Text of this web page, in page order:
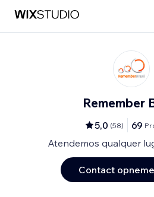
Remember
5,0 (58) 69
Atendemos qualquer
Contact